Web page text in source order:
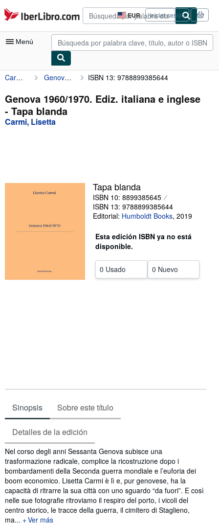
Pasar al contenido principal
IberLibro.com EUR
Preferencias
de
compra
del
Iniciar sesión
Menú
Mi cuenta
Consultar mis pedidos
Búsqueda avanzada
Vendedores
CERRAR
Carmi, Lisetta Genova 1960/1970. Ediz. italiana e inglese ISBN 13: 9788899385644
Genova 1960/1970. Ediz. italiana e inglese
- Tapa blanda
Carmi, Lisetta
Tapa blanda
ISBN 10: 8899385645
ISBN 13: 9788899385644
Editorial: Humboldt Books, 2019
Esta edición ISBN ya no está
disponible.
0 Usado 0 Nuevo
Sinopsis Sobre este título
Detalles de la edición
Sinopsis
Nel corso degli anni Sessanta Genova subisce una
trasformazione radicale, complice la ricostruzione dopo i
bombardamenti della Seconda guerra mondiale e l’euforia dei
boom economico. Lisetta Carmi è lì e, pur genovese, ha la
capacità di ritrarre la sua città con uno sguardo “da fuori”. E così
nelle sue fotografie ritroviamo il respiro del porto, i vicoli del
centro storico, le tracce della guerra, il cimitero di Staglieno,
ma...
Ver más